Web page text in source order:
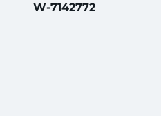
W-7142772